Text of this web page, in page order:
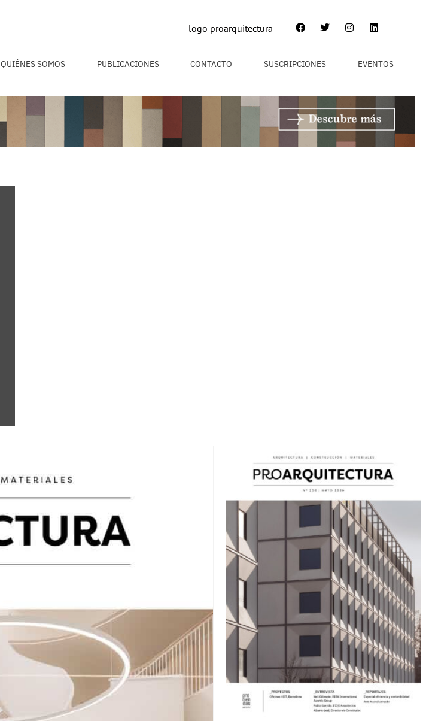
QUIÉNES SOMOS PUBLICACIONES CONTACTO SUSCRIPCIONES EVENTOS